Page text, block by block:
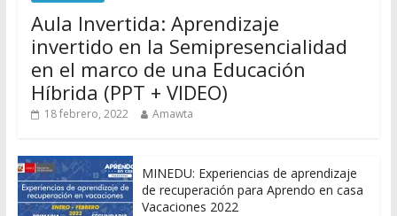
Aula Invertida: Aprendizaje
invertido en la Semipresencialidad
en el marco de una Educación
Híbrida (PPT + VIDEO)
18 febrero, 2022 Amawta
MINEDU: Experiencias de aprendizaje
de recuperación para Aprendo en casa
Vacaciones 2022